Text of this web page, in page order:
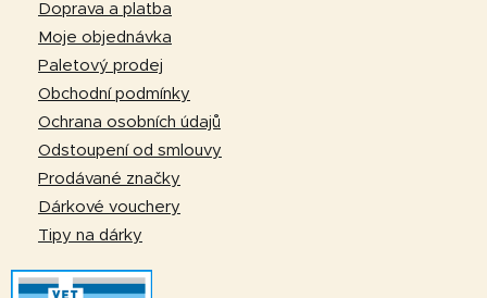
Doprava a platba
Moje objednávka
Paletový prodej
Obchodní podmínky
Ochrana osobních údajů
Odstoupení od smlouvy
Prodávané značky
Dárkové vouchery
Tipy na dárky